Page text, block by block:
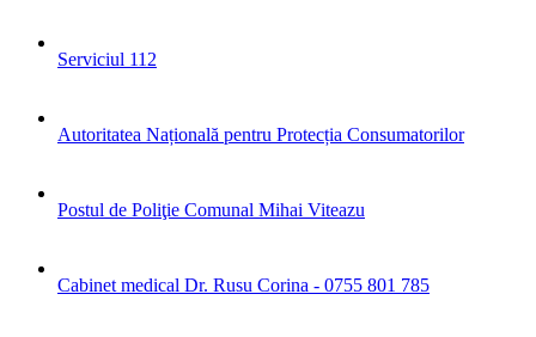
Serviciul 112
Autoritatea Națională pentru Protecția Consumatorilor
Postul de Poliţie Comunal Mihai Viteazu
Cabinet medical Dr. Rusu Corina - 0755 801 785